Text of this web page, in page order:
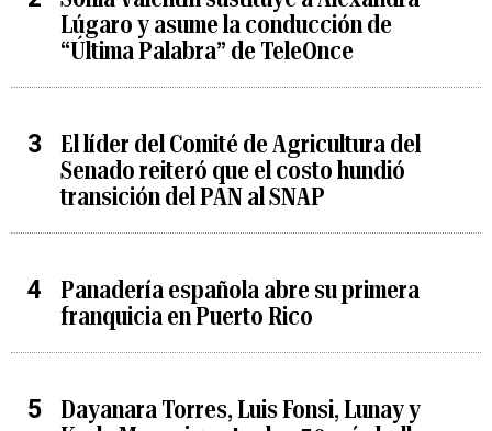
Lúgaro y asume la conducción de
“Última Palabra” de TeleOnce
El líder del Comité de Agricultura del
Senado reiteró que el costo hundió
transición del PAN al SNAP
Panadería española abre su primera
franquicia en Puerto Rico
Dayanara Torres, Luis Fonsi, Lunay y